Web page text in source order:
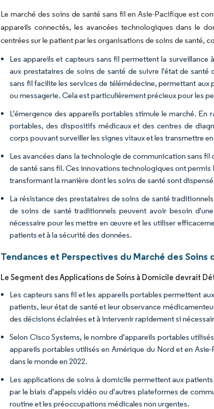
Le marché des soins de santé sans fil en Asie-Pacifique est
appareils connectés, les avancées technologiques dans le
centrées sur le patient par les organisations de soins de santé,
Les appareils et capteurs sans fil permettent la
aux prestataires de soins de santé de suivre l'état de
sans fil facilite les services de télémédecine, permettant
ou messagerie. Cela est particulièrement précieux pour les
L'émergence des appareils portables stimule le marché.
portables, des dispositifs médicaux et des centres de
corps pouvant surveiller les signes vitaux et les transmettre
Les avancées dans la technologie de communication sans
de santé sans fil. Ces innovations technologiques ont
transformant la manière dont les soins de santé sont
La résistance des prestataires de soins de santé
de soins de santé traditionnels peuvent avoir besoin
nécessaire pour les mettre en œuvre et les utiliser
patients et à la sécurité des données.
Tendances et Perspectives du Marché des Soins
Le Segment des Applications de Soins à Domicile devrait
Les capteurs sans fil et les appareils portables permettent
patients, leur état de santé et leur observance
des décisions éclairées et à intervenir rapidement si
Selon Cisco Systems, le nombre d'appareils portables
appareils portables utilisés en Amérique du Nord et en
dans le monde en 2022.
Les applications de soins à domicile permettent aux
par le biais d'appels vidéo ou d'autres plateformes de
routine et les préoccupations médicales non urgentes.